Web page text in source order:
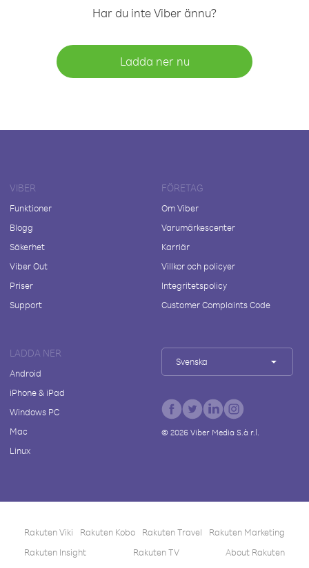
Har du inte Viber ännu?
Ladda ner nu
VIBER
Funktioner
Blogg
Säkerhet
Viber Out
Priser
Support
FÖRETAG
Om Viber
Varumärkescenter
Karriär
Villkor och policyer
Integritetspolicy
Customer Complaints Code
LADDA NER
Android
iPhone & iPad
Windows PC
Mac
Linux
Svenska
© 2026Viber Media S.à r.l.
Rakuten Viki Rakuten Kobo Rakuten Travel
Rakuten Marketing
Rakuten Insight
Rakuten TV About Rakuten